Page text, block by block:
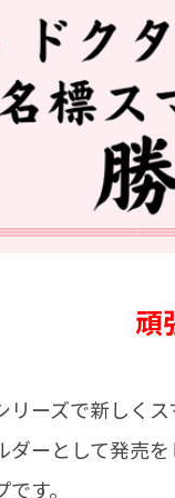
頑
リーズで新しく
ダーとして発売
す。